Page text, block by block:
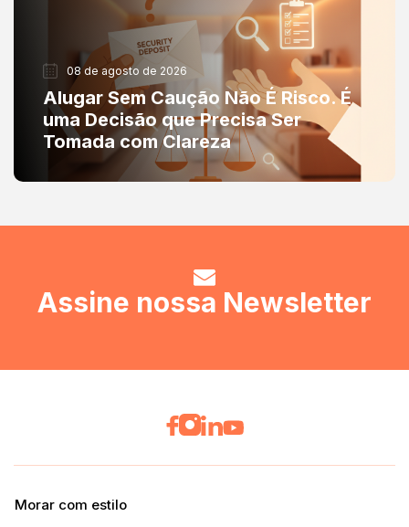
08 de agosto de 2026
Alugar Sem Caução Não É Risco. É
uma Decisão que Precisa Ser
Tomada com Clareza
Assine nossa Newsletter
Morar com estilo